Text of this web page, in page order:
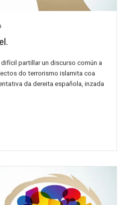
partillar un discurso común a
do terrorismo islamita coa
da dereita española, inzada